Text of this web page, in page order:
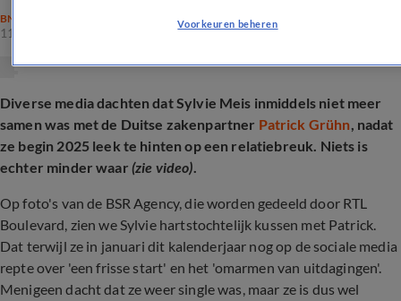
BN'ERS
11 juni 2025, 22:59
Diverse media dachten dat Sylvie Meis inmiddels niet meer
samen was met de Duitse zakenpartner Patrick Grühn, nadat
ze begin 2025 leek te hinten op een relatiebreuk. Niets is
echter minder waar (zie video).
Op foto's van de BSR Agency, die worden gedeeld door RTL
Boulevard, zien we Sylvie hartstochtelijk kussen met Patrick.
Dat terwijl ze in januari dit kalenderjaar nog op de sociale media
repte over 'een frisse start' en het 'omarmen van uitdagingen'.
Menigeen dacht dat ze weer single was, maar ze is dus wel
Voorkeuren beheren